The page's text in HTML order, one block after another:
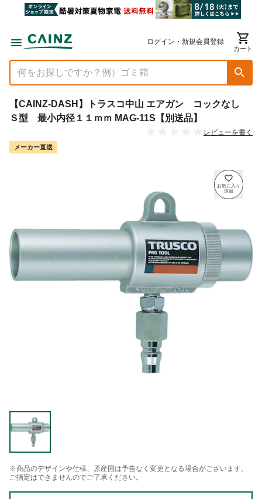
ログイン・新規会員登録
カート
【CAINZ-DASH】トラスコ中山 エアガン コックなし
Ｓ型 最小内径１１ｍｍ MAG-11S【別送品】
レビューを書く
メーカー直送
※商品のデザインや仕様、原産国は予告なく変更となる場合がございます。
ご指定はできませんのでご了承ください。